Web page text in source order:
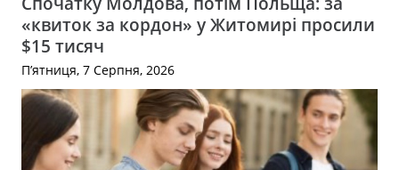
«квиток за кордон» у Житомирі просили
$15 тисяч
П’ятниця, 7 Серпня, 2026